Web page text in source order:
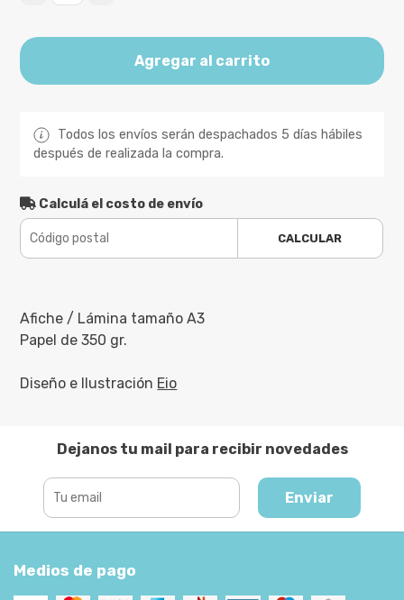
Agregar al carrito
Todos los envíos serán despachados 5 días hábiles
después de realizada la compra.
Calculá el costo de envío
CALCULAR
Afiche / Lámina tamaño A3
Papel de 350 gr.
Diseño e Ilustración Eio
Dejanos tu mail para recibir novedades
Enviar
Medios de pago